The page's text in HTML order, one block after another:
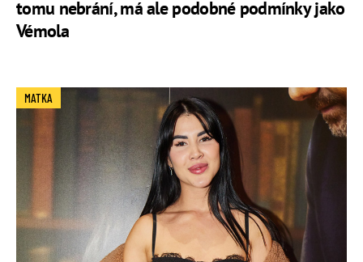
tomu nebrání, má ale podobné podmínky jako
Vémola
MATKA